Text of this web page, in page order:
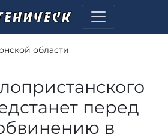
области
перед
в